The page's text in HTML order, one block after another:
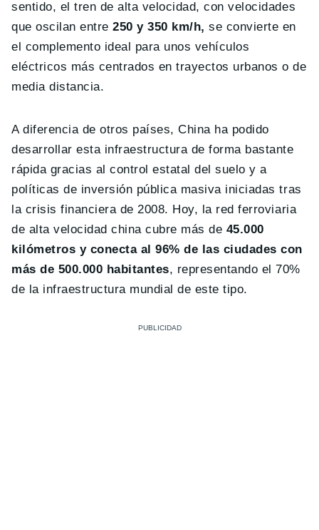
sentido, el tren de alta velocidad, con velocidades
que oscilan entre250 y 350 km/h, se convierte en
el complemento ideal para unos vehículos
eléctricos más centrados en trayectos urbanos o de
media distancia.
A diferencia de otros países, China ha podido
desarrollar esta infraestructura de forma bastante
rápida gracias al control estatal del suelo y a
políticas de inversión pública masiva iniciadas tras
la crisis financiera de 2008. Hoy, la red ferroviaria
de alta velocidad china cubre más de 45.000
kilómetros y conecta al 96% de las ciudades con
más de 500.000 habitantes, representando el 70%
de la infraestructura mundial de este tipo.